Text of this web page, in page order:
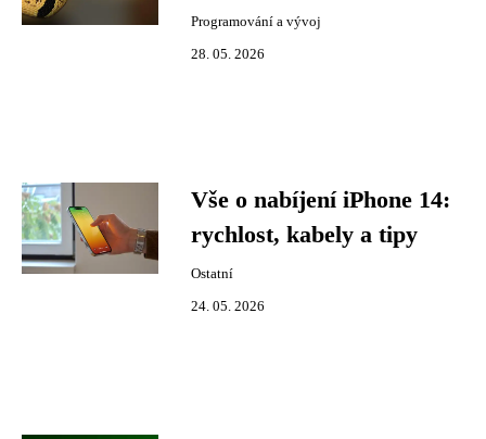
Programování a vývoj
28. 05. 2026
Vše o nabíjení iPhone 14:
rychlost, kabely a tipy
Ostatní
24. 05. 2026